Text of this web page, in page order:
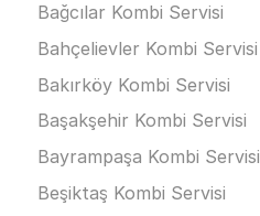
Bağcılar Kombi Servisi
Bahçelievler Kombi Servisi
Bakırköy Kombi Servisi
Başakşehir Kombi Servisi
Bayrampaşa Kombi Servisi
Beşiktaş Kombi Servisi